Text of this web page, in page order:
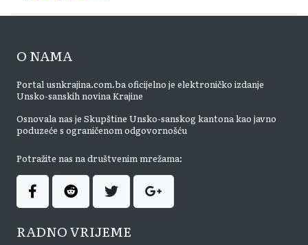
O NAMA
Portal usnkrajina.com.ba oficijelno je elektroničko izdanje
Unsko-sanskih novina Krajine
Osnovala nas je Skupštine Unsko-sanskog kantona kao javno
poduzeće s ograničenom odgovornošću
Potražite nas na društvenim mrežama:
RADNO VRIJEME